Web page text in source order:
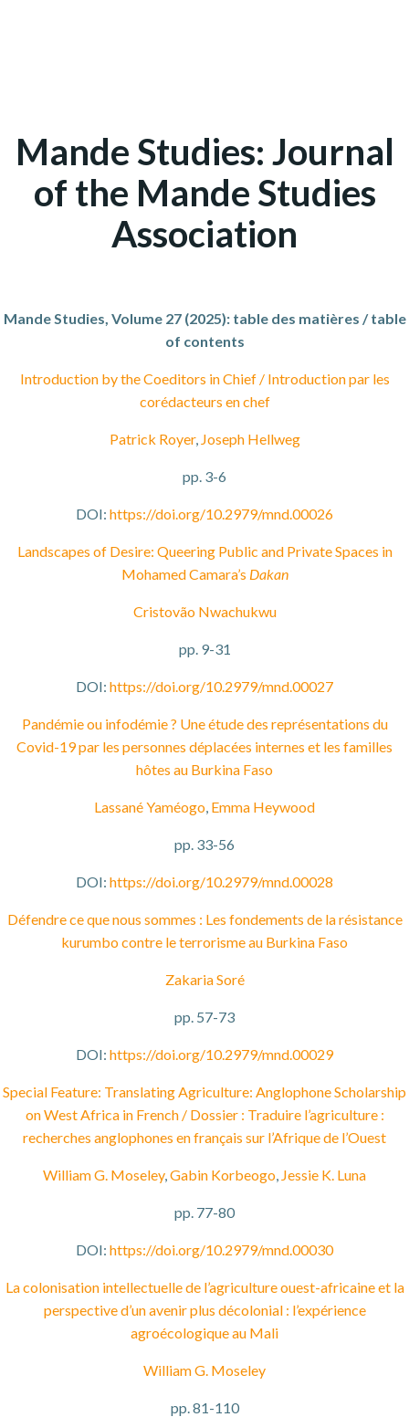
Mande Studies: Journal
of the Mande Studies
Association
Mande Studies, Volume 27 (2025): table des matières / table
of contents
Introduction by the Coeditors in Chief / Introduction par les
corédacteurs en chef
Patrick Royer, Joseph Hellweg
pp. 3-6
DOI: https://doi.org/10.2979/mnd.00026
Landscapes of Desire: Queering Public and Private Spaces in
Mohamed Camara’s Dakan
Cristovão Nwachukwu
pp. 9-31
DOI: https://doi.org/10.2979/mnd.00027
Pandémie ou infodémie ? Une étude des représentations du
Covid-19 par les personnes déplacées internes et les familles
hôtes au Burkina Faso
Lassané Yaméogo, Emma Heywood
pp. 33-56
DOI: https://doi.org/10.2979/mnd.00028
Défendre ce que nous sommes : Les fondements de la résistance
kurumbo contre le terrorisme au Burkina Faso
Zakaria Soré
pp. 57-73
DOI: https://doi.org/10.2979/mnd.00029
Special Feature: Translating Agriculture: Anglophone Scholarship
on West Africa in French / Dossier : Traduire l’agriculture :
recherches anglophones en français sur l’Afrique de l’Ouest
William G. Moseley,Gabin Korbeogo, Jessie K. Luna
pp. 77-80
DOI: https://doi.org/10.2979/mnd.00030
La colonisation intellectuelle de l’agriculture ouest-africaine et la
perspective d’un avenir plus décolonial : l’expérience
agroécologique au Mali
William G. Moseley
pp. 81-110